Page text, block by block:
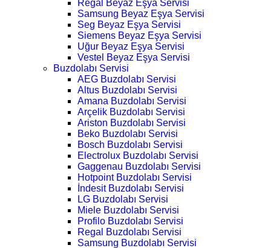
Regal Beyaz Eşya Servisi
Samsung Beyaz Eşya Servisi
Seg Beyaz Eşya Servisi
Siemens Beyaz Eşya Servisi
Uğur Beyaz Eşya Servisi
Vestel Beyaz Eşya Servisi
Buzdolabı Servisi
AEG Buzdolabı Servisi
Altus Buzdolabı Servisi
Amana Buzdolabı Servisi
Arçelik Buzdolabı Servisi
Ariston Buzdolabı Servisi
Beko Buzdolabı Servisi
Bosch Buzdolabı Servisi
Electrolux Buzdolabı Servisi
Gaggenau Buzdolabı Servisi
Hotpoint Buzdolabı Servisi
İndesit Buzdolabı Servisi
LG Buzdolabı Servisi
Miele Buzdolabı Servisi
Profilo Buzdolabı Servisi
Regal Buzdolabı Servisi
Samsung Buzdolabı Servisi